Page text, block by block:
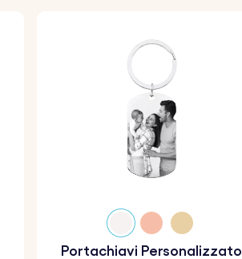
Portachiavi Personalizzato